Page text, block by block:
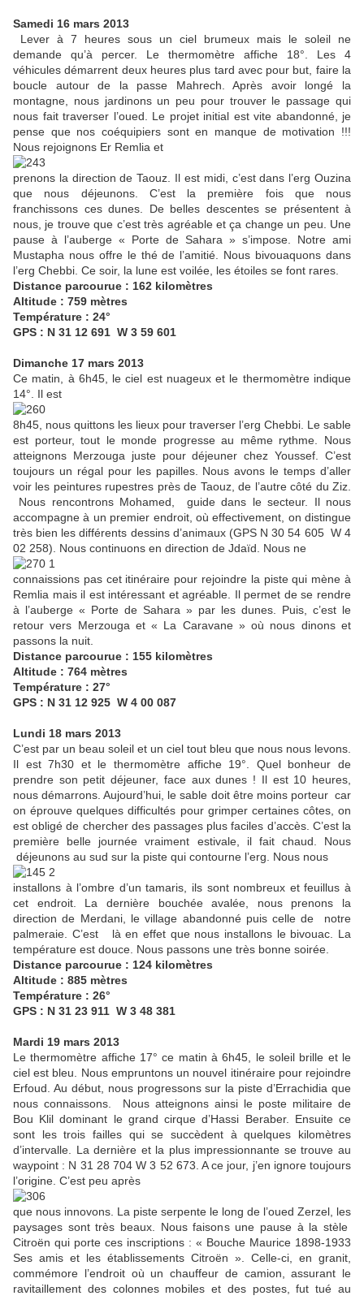
Samedi 16 mars 2013
Lever à 7 heures sous un ciel brumeux mais le soleil ne
demande qu’à percer. Le thermomètre affiche 18°. Les 4
véhicules démarrent deux heures plus tard avec pour but, faire la
boucle autour de la passe Mahrech. Après avoir longé la
montagne, nous jardinons un peu pour trouver le passage qui
nous fait traverser l’oued. Le projet initial est vite abandonné, je
pense que nos coéquipiers sont en manque de motivation !!!
Nous rejoignons Er Remlia et
prenons la direction de Taouz. Il est midi, c’est dans l’erg Ouzina
que nous déjeunons. C’est la première fois que nous
franchissons ces dunes. De belles descentes se présentent à
nous, je trouve que c’est très agréable et ça change un peu. Une
pause à l’auberge « Porte de Sahara » s’impose. Notre ami
Mustapha nous offre le thé de l’amitié. Nous bivouaquons dans
l’erg Chebbi. Ce soir, la lune est voilée, les étoiles se font rares.
Distance parcourue : 162 kilomètres
Altitude : 759 mètres
Température : 24°
GPS : N 31 12 691 W 3 59 601
Dimanche 17 mars 2013
Ce matin, à 6h45, le ciel est nuageux et le thermomètre indique
14°. Il est
8h45, nous quittons les lieux pour traverser l’erg Chebbi. Le sable
est porteur, tout le monde progresse au même rythme. Nous
atteignons Merzouga juste pour déjeuner chez Youssef. C’est
toujours un régal pour les papilles. Nous avons le temps d’aller
voir les peintures rupestres près de Taouz, de l’autre côté du Ziz.
Nous rencontrons Mohamed, guide dans le secteur. Il nous
accompagne à un premier endroit, où effectivement, on distingue
très bien les différents dessins d’animaux (GPS N 30 54 605 W 4
02 258). Nous continuons en direction de Jdaïd. Nous ne
connaissions pas cet itinéraire pour rejoindre la piste qui mène à
Remlia mais il est intéressant et agréable. Il permet de se rendre
à l’auberge « Porte de Sahara » par les dunes. Puis, c’est le
retour vers Merzouga et « La Caravane » où nous dinons et
passons la nuit.
Distance parcourue : 155 kilomètres
Altitude : 764 mètres
Température : 27°
GPS : N 31 12 925 W 4 00 087
Lundi 18 mars 2013
C’est par un beau soleil et un ciel tout bleu que nous nous levons.
Il est 7h30 et le thermomètre affiche 19°. Quel bonheur de
prendre son petit déjeuner, face aux dunes ! Il est 10 heures,
nous démarrons. Aujourd’hui, le sable doit être moins porteur car
on éprouve quelques difficultés pour grimper certaines côtes, on
est obligé de chercher des passages plus faciles d’accès. C’est la
première belle journée vraiment estivale, il fait chaud. Nous
déjeunons au sud sur la piste qui contourne l’erg. Nous nous
installons à l’ombre d’un tamaris, ils sont nombreux et feuillus à
cet endroit. La dernière bouchée avalée, nous prenons la
direction de Merdani, le village abandonné puis celle de notre
palmeraie. C’est là en effet que nous installons le bivouac. La
température est douce. Nous passons une très bonne soirée.
Distance parcourue : 124 kilomètres
Altitude : 885 mètres
Température : 26°
GPS : N 31 23 911 W 3 48 381
Mardi 19 mars 2013
Le thermomètre affiche 17° ce matin à 6h45, le soleil brille et le
ciel est bleu. Nous empruntons un nouvel itinéraire pour rejoindre
Erfoud. Au début, nous progressons sur la piste d’Errachidia que
nous connaissons. Nous atteignons ainsi le poste militaire de
Bou Klil dominant le grand cirque d’Hassi Beraber. Ensuite ce
sont les trois failles qui se succèdent à quelques kilomètres
d’intervalle. La dernière et la plus impressionnante se trouve au
waypoint : N 31 28 704 W 3 52 673. A ce jour, j’en ignore toujours
l’origine. C’est peu après
que nous innovons. La piste serpente le long de l’oued Zerzel, les
paysages sont très beaux. Nous faisons une pause à la stèle
Citroën qui porte ces inscriptions : « Bouche Maurice 1898-1933
Ses amis et les établissements Citroën ». Celle-ci, en granit,
commémore l’endroit où un chauffeur de camion, assurant le
ravitaillement des colonnes mobiles et des postes, fut tué au